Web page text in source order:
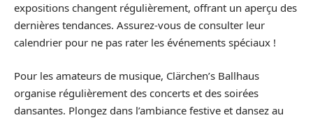
expositions changent régulièrement, offrant un aperçu des
dernières tendances. Assurez-vous de consulter leur
calendrier pour ne pas rater les événements spéciaux !
Pour les amateurs de musique, Clärchen’s Ballhaus
organise régulièrement des concerts et des soirées
dansantes. Plongez dans l’ambiance festive et dansez au